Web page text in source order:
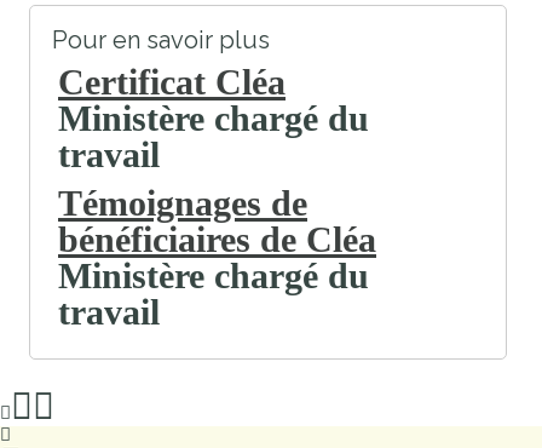
Pour en savoir plus
Certificat Cléa
Ministère chargé du
travail
Témoignages de
bénéficiaires de Cléa
Ministère chargé du
travail